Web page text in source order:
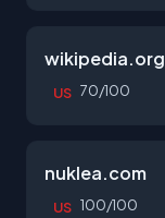
wikipedia.org
US 70/100
nuklea.com
US 100/100